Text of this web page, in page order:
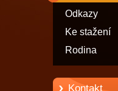
Odkazy
Ke stažení
Rodina
Kontakt